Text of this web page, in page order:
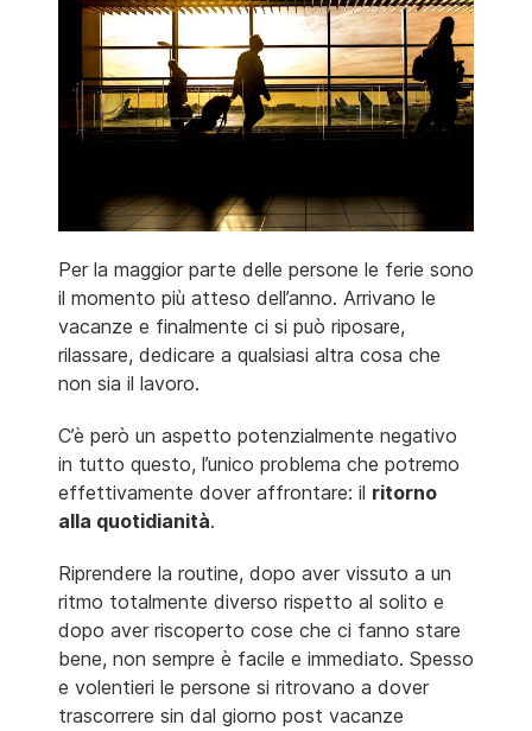
Per la maggior parte delle persone le ferie sono
il momento più atteso dell’anno. Arrivano le
vacanze e finalmente ci si può riposare,
rilassare, dedicare a qualsiasi altra cosa che
non sia il lavoro.
C’è però un aspetto potenzialmente negativo
in tutto questo, l’unico problema che potremo
effettivamente dover affrontare: il ritorno
alla quotidianità.
Riprendere la routine, dopo aver vissuto a un
ritmo totalmente diverso rispetto al solito e
dopo aver riscoperto cose che ci fanno stare
bene, non sempre è facile e immediato. Spesso
e volentieri le persone si ritrovano a dover
trascorrere sin dal giorno post vacanze